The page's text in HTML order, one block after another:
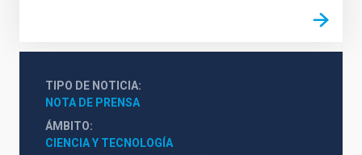
TIPO DE NOTICIA
NOTA DE PRENSA
ÁMBITO
CIENCIA Y TECNOLOGÍA